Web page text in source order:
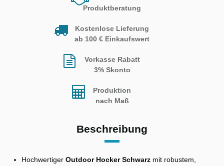
Produktberatung
Kostenlose Lieferung
ab 100 € Einkaufswert
Vorkasse Rabatt
3% Skonto
Produktion
nach Maß
Beschreibung
Hochwertiger Outdoor Hocker Schwarz mit robustem,